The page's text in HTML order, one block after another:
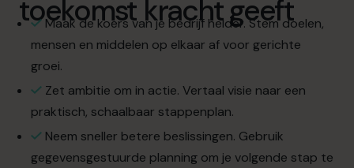
Plan een kennismakingsgesprek
035 3333 555
toekomst kracht geeft
Maak de koers van je bedrijf helder. Stem doelen,
mensen en middelen op elkaar af voor gerichte
groei.
Zet ambitie om in actie. Vertaal visie naar een
praktisch, schaalbaar stappenplan.
Neem sneller betere beslissingen. Gebruik
gegevensgestuurde planning om je volgende stap te